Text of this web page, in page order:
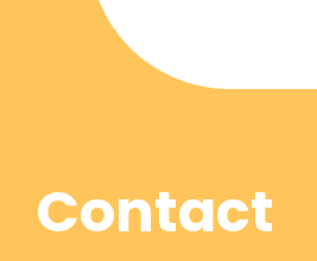
Contact